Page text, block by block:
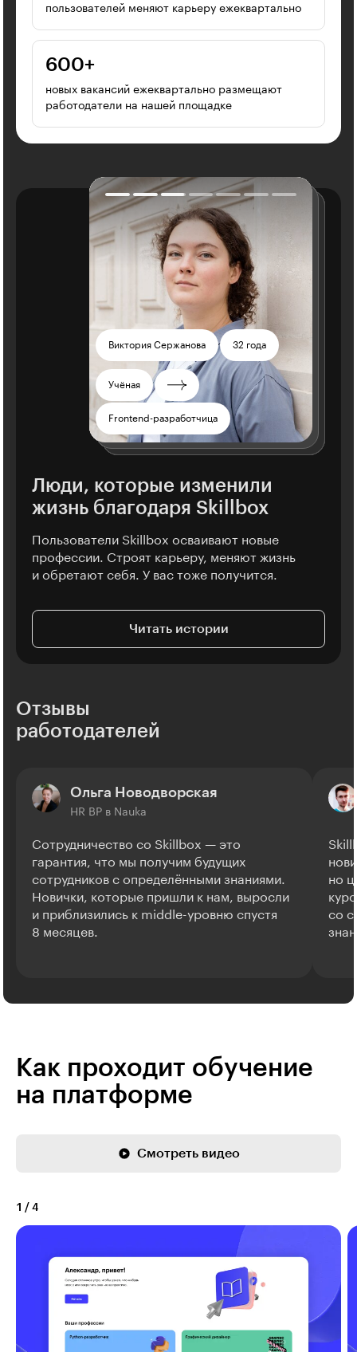
пользователей меняют карьеру ежеквартально
600⁠+
новых вакансий ежеквартально размещают
работодатели на нашей площадке
Александр Жигалов 23 года
Студент Продюсер
Светлана Макарова 43 года
Металлург
Тестировщица
Любовь Потапкина 30 лет
Юрист
Менеджер проектов
Михаил Булгаков 32 года
Тренер
SEO-специалист
Валентина Котельникова 30 лет
Переводчица
UX-дизайнер
Динара Хисметуллова 32 года
Менеджер Дизайнер
Виктория Сержанова 32 года
Учёная
Frontend-разработчица
Люди, которые изменили
жизнь благодаря Skillbox
Пользователи Skillbox осваивают новые
профессии. Строят карьеру, меняют жизнь
и обретают себя. У вас тоже получится.
Читать истории
Отзывы
работодателей
Ольга Новодворская
HR BP в Nauka
Сотрудничество со Skillbox — это
гарантия, что мы получим будущих
сотрудников с определёнными знаниями.
Новички, которые пришли к нам, выросли
и приблизились к middle-уровню спустя
8 месяцев.
но
со
Как проходит обучение
на платформе
Смотреть видео
1 / 4